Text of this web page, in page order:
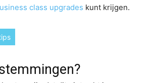
class upgrades kunt krijgen.